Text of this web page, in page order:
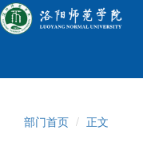
部门首页 正文